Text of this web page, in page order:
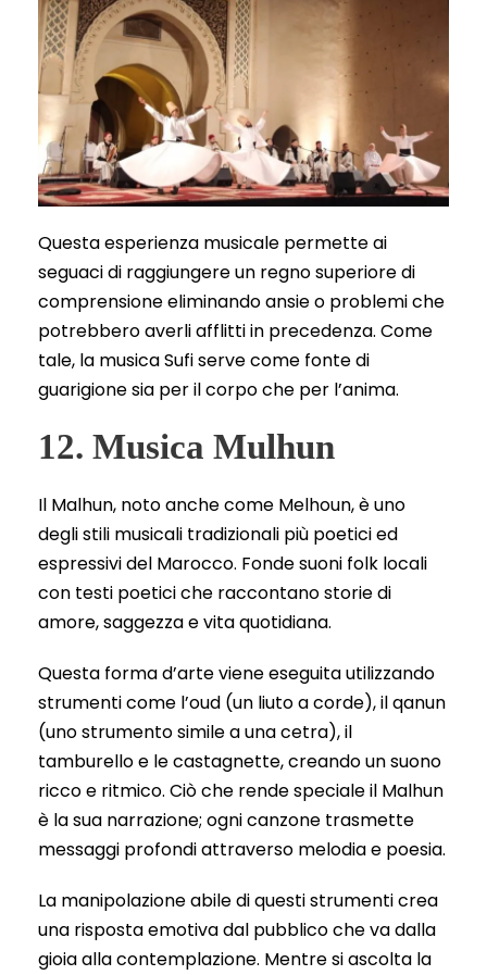
Questa esperienza musicale permette ai
seguaci di raggiungere un regno superiore di
comprensione eliminando ansie o problemi che
potrebbero averli afflitti in precedenza. Come
tale, la musica Sufi serve come fonte di
guarigione sia per il corpo che per l’anima.
12. Musica Mulhun
Il Malhun, noto anche come Melhoun, è uno
degli stili musicali tradizionali più poetici ed
espressivi del Marocco. Fonde suoni folk locali
con testi poetici che raccontano storie di
amore, saggezza e vita quotidiana.
Questa forma d’arte viene eseguita utilizzando
strumenti come l’oud (un liuto a corde), il qanun
(uno strumento simile a una cetra), il
tamburello e le castagnette, creando un suono
ricco e ritmico. Ciò che rende speciale il Malhun
è la sua narrazione; ogni canzone trasmette
messaggi profondi attraverso melodia e poesia.
La manipolazione abile di questi strumenti crea
una risposta emotiva dal pubblico che va dalla
gioia alla contemplazione. Mentre si ascolta la